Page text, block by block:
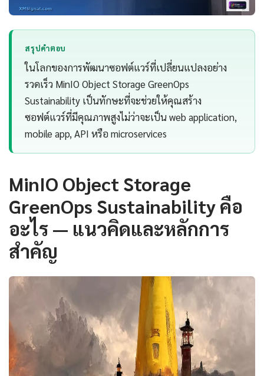
สรุปคำตอบ
ในโลกของการพัฒนาซอฟต์แวร์ที่เปลี่ยนแปลงอย่าง
รวดเร็ว MinIO Object Storage GreenOps
Sustainability เป็นทักษะที่จะช่วยให้คุณสร้าง
ซอฟต์แวร์ที่มีคุณภาพสูงไม่ว่าจะเป็น web application,
mobile app, API หรือ microservices
MinIO Object Storage
GreenOps Sustainability คือ
อะไร — แนวคิดและหลักการ
สำคัญ